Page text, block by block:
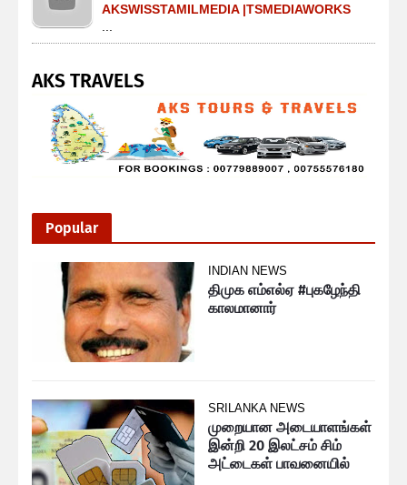
AKSWISSTAMILMEDIA |TSMEDIAWORKS
AKS TRAVELS
Popular
INDIAN NEWS
திமுக எம்எல்ஏ #புகழேந்தி
காலமானார்
SRILANKA NEWS
முறையான அடையாளங்கள்
இன்றி 20 இலட்சம் சிம்
அட்டைகள் பாவனையில்